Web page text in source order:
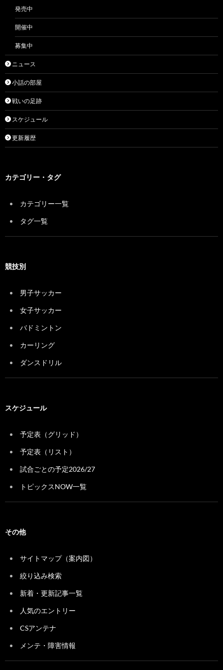
発売中
開催中
募集中
ニュース
小話の部屋
戦いの足跡
スケジュール
更新履歴
カテゴリー・タグ
カテゴリー一覧
タグ一覧
競技別
男子サッカー
女子サッカー
バドミントン
カーリング
ダンスドリル
スケジュール
予定表（グリッド）
予定表（リスト）
試合ごとの予定2026/27
トピックスNOW一覧
その他
サイトマップ（案内図）
絞り込み検索
新着・更新記事一覧
人気のエントリー
CSアンテナ
メンテ・障害情報